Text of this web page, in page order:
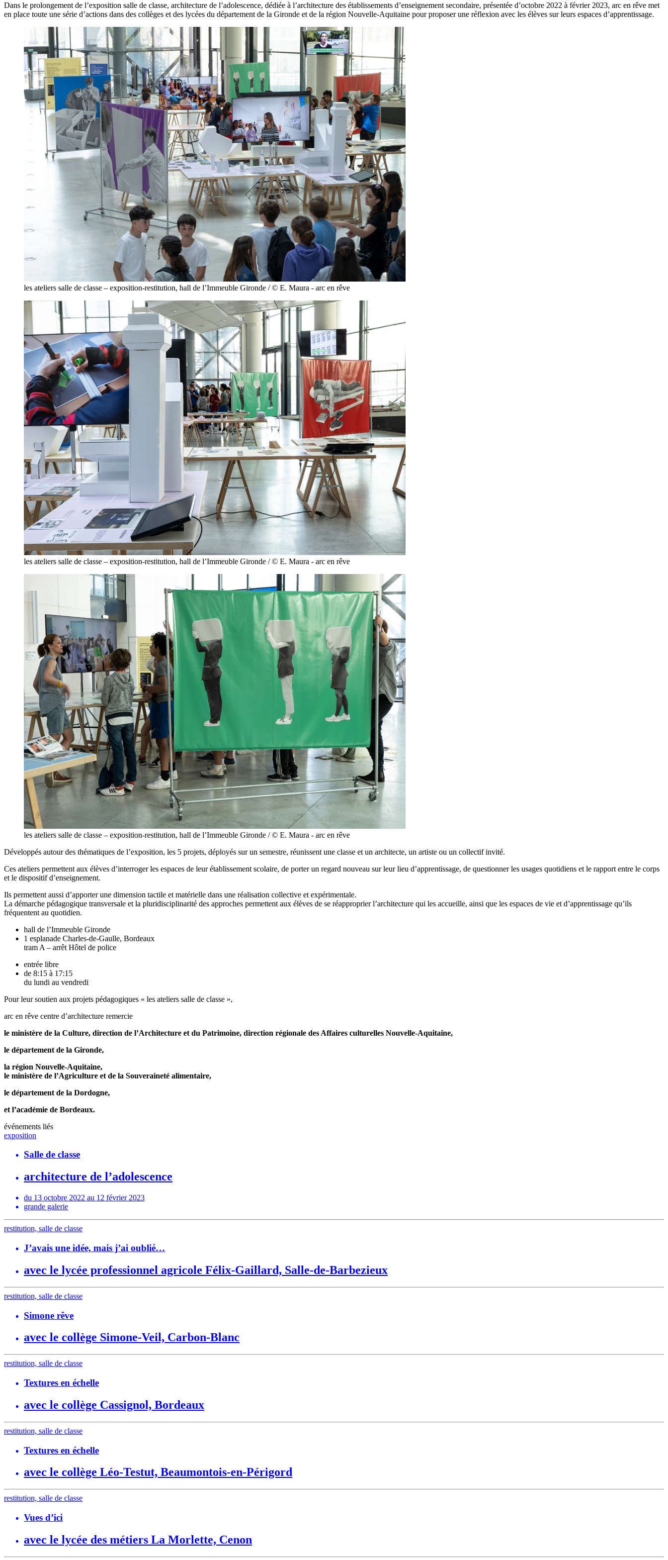
Dans le prolongement de l’exposition salle de classe, architecture de l’adolescence, dédiée à l’architecture des établissements d’enseignement secondaire, présentée d’octobre 2022 à février 2023, arc en rêve met
en place toute une série d’actions dans des collèges et des lycées du département de la Gironde et de la région Nouvelle-Aquitaine pour proposer une réflexion avec les élèves sur leurs espaces d’apprentissage.
les ateliers salle de classe – exposition-restitution, hall de l’Immeuble Gironde / © E. Maura - arc en rêve
les ateliers salle de classe – exposition-restitution, hall de l’Immeuble Gironde / © E. Maura - arc en rêve
les ateliers salle de classe – exposition-restitution, hall de l’Immeuble Gironde / © E. Maura - arc en rêve
Développés autour des thématiques de l’exposition, les 5 projets, déployés sur un semestre, réunissent une classe et un architecte, un artiste ou un collectif invité.
Ces ateliers permettent aux élèves d’interroger les espaces de leur établissement scolaire, de porter un regard nouveau sur leur lieu d’apprentissage, de questionner les usages quotidiens et le rapport entre le corps
et le dispositif d’enseignement.
Ils permettent aussi d’apporter une dimension tactile et matérielle dans une réalisation collective et expérimentale.
La démarche pédagogique transversale et la pluridisciplinarité des approches permettent aux élèves de se réapproprier l’architecture qui les accueille, ainsi que les espaces de vie et d’apprentissage qu’ils
fréquentent au quotidien.
hall de l’Immeuble Gironde
1 esplanade Charles-de-Gaulle, Bordeaux
tram A – arrêt Hôtel de police
entrée libre
de 8:15 à 17:15
du lundi au vendredi
Pour leur soutien aux projets pédagogiques « les ateliers salle de classe »,
arc en rêve centre d’architecture remercie
le ministère de la Culture, direction de l’Architecture et du Patrimoine, direction régionale des Affaires culturelles Nouvelle-Aquitaine,
le département de la Gironde,
la région Nouvelle-Aquitaine,
le ministère de l’Agriculture et de la Souveraineté alimentaire,
le département de la Dordogne,
et l’académie de Bordeaux.
événements liés
exposition
Salle de classe
architecture de l’adolescence
du 13 octobre 2022 au 12 février 2023
grande galerie
restitution, salle de classe
J’avais une idée, mais j’ai oublié…
avec le lycée professionnel agricole Félix-Gaillard, Salle-de-Barbezieux
restitution, salle de classe
Simone rêve
avec le collège Simone-Veil, Carbon-Blanc
restitution, salle de classe
Textures en échelle
avec le collège Cassignol, Bordeaux
restitution, salle de classe
Textures en échelle
avec le collège Léo-Testut, Beaumontois-en-Périgord
restitution, salle de classe
Vues d’ici
avec le lycée des métiers La Morlette, Cenon